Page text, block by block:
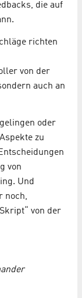
die auf
richten
von der
auch an
oder
zu
von
Und
noch,
von der